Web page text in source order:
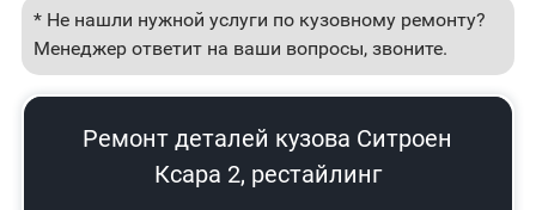
* Не нашли нужной услуги по кузовному ремонту?
Менеджер ответит на ваши вопросы, звоните.
Ремонт деталей кузова Ситроен
Ксара 2, рестайлинг